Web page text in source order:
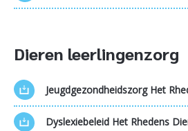
Dieren leerlingenzorg
Jeugdgezondheidszorg Het
Dyslexiebeleid Het Rhedens